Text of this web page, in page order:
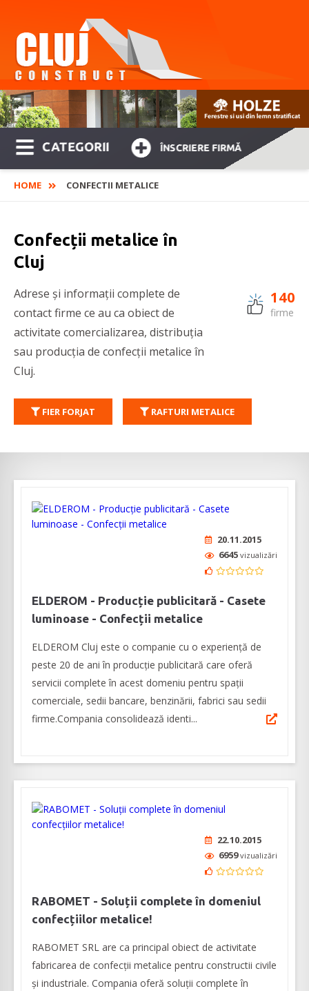
CATEGORII ÎNSCRIERE FIRMĂ
HOME CONFECTII METALICE
Confecții metalice în
Cluj
Adrese și informații complete de
contact firme ce au ca obiect de
activitate comercializarea, distribuția
sau producția de confecții metalice în
Cluj.
140
firme
FIER FORJAT RAFTURI METALICE
20.11.2015
6645 vizualizări
ELDEROM - Producție publicitară - Casete
luminoase - Confecții metalice
ELDEROM Cluj este o companie cu o experiență de
peste 20 de ani în producție publicitară care oferă
servicii complete în acest domeniu pentru spații
comerciale, sedii bancare, benzinării, fabrici sau sedii
firme.Compania consolidează identi...
22.10.2015
6959vizualizări
RABOMET - Soluții complete în domeniul
confecțiilor metalice!
RABOMET SRL are ca principal obiect de activitate
fabricarea de confecții metalice pentru constructii civile
și industriale. Compania oferă soluții complete în